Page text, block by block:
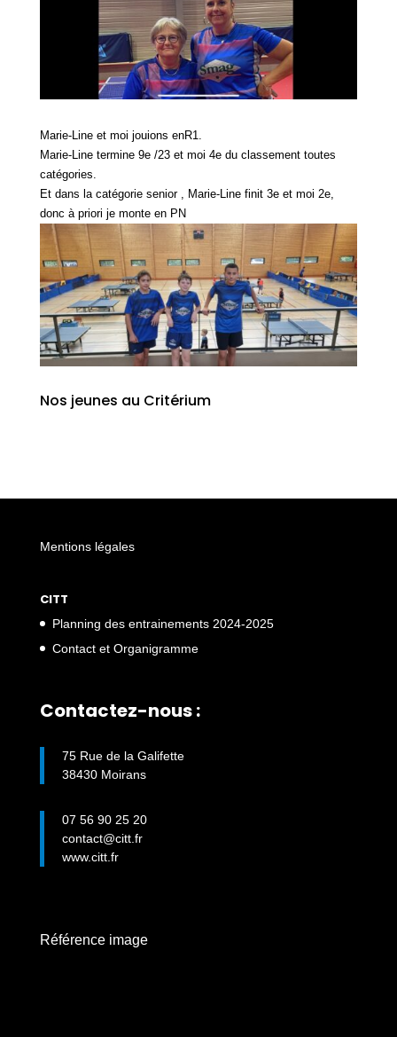
Marie-Line et moi jouions enR1.
Marie-Line termine 9e /23 et moi 4e du classement toutes
catégories.
Et dans la catégorie senior , Marie-Line finit 3e et moi 2e,
donc à priori je monte en PN
Nos jeunes au Critérium
Mentions légales
CITT
Planning des entrainements 2024-2025
Contact et Organigramme
Contactez-nous :
75 Rue de la Galifette
38430 Moirans
07 56 90 25 20
contact@citt.fr
www.citt.fr
Référence image